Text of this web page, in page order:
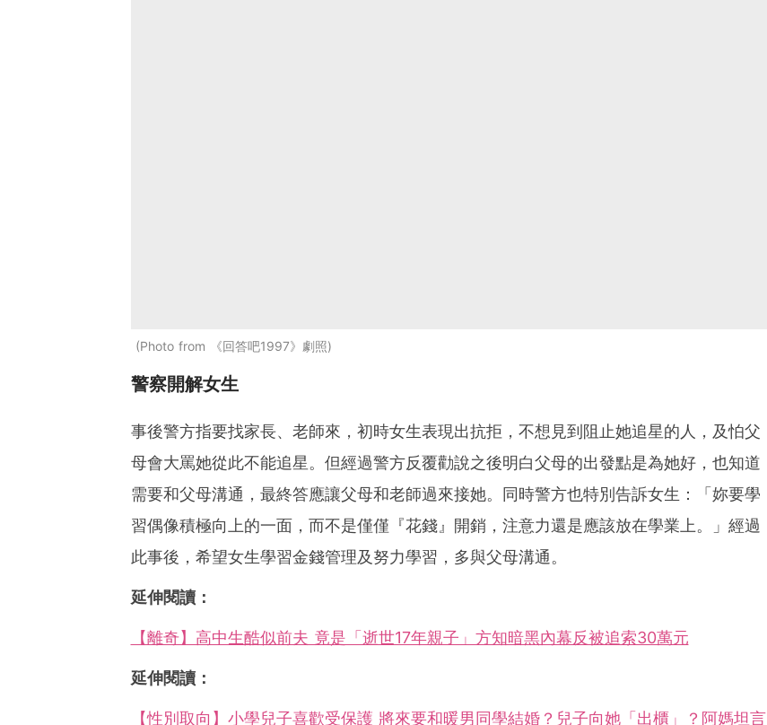
Photo from 《回答吧1997》劇照
警察開解女生
事後警方指要找家長、老師來，初時女生表現出抗拒，不想見到阻止她追星的人，及怕父
母會大罵她從此不能追星。但經過警方反覆勸說之後明白父母的出發點是為她好，也知道
需要和父母溝通，最終答應讓父母和老師過來接她。同時警方也特別告訴女生：「妳要學
習偶像積極向上的一面，而不是僅僅『花錢』開銷，注意力還是應該放在學業上。」經過
此事後，希望女生學習金錢管理及努力學習，多與父母溝通。
延伸閱讀：
【離奇】高中生酷似前夫 竟是「逝世17年親子」方知暗黑內幕反被追索30萬元
延伸閱讀：
【性別取向】小學兒子喜歡受保護 將來要和暖男同學結婚？兒子向她「出櫃」？阿媽坦言